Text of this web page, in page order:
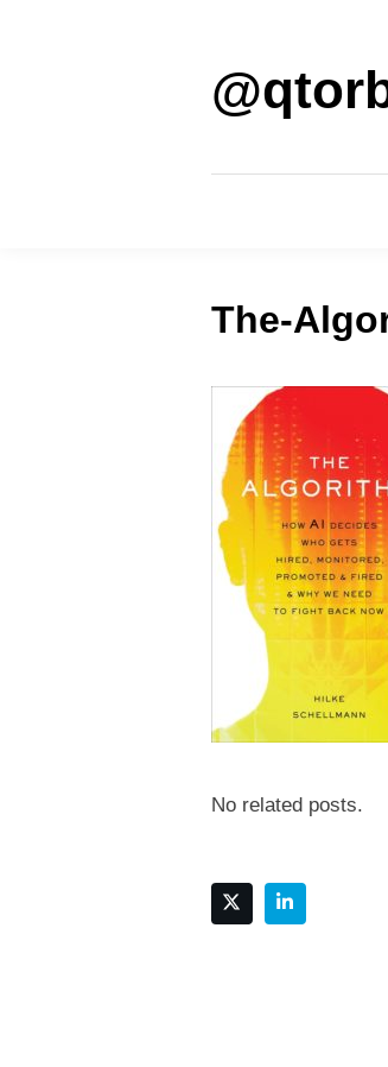
The-
No related posts.